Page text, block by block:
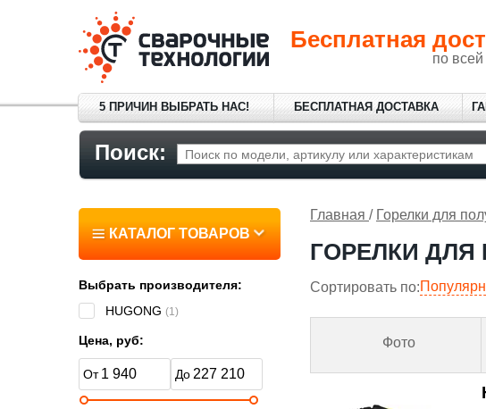
Бесплатная
по
5 ПРИЧИН ВЫБРАТЬ НАС! БЕСПЛАТНАЯ ДОСТАВКА
Поиск:
Главная / Горелки для
ГОРЕЛКИ ДЛЯ
Сортировать по:
Фото
КАТАЛОГ ТОВАРОВ
Выбрать производителя:
HUGONG (1)
Цена, руб: